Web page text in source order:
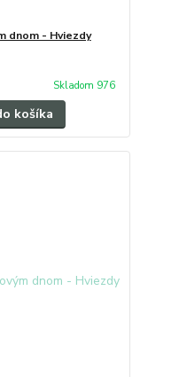
dnom - Hviezdy
Skladom 976
košíka